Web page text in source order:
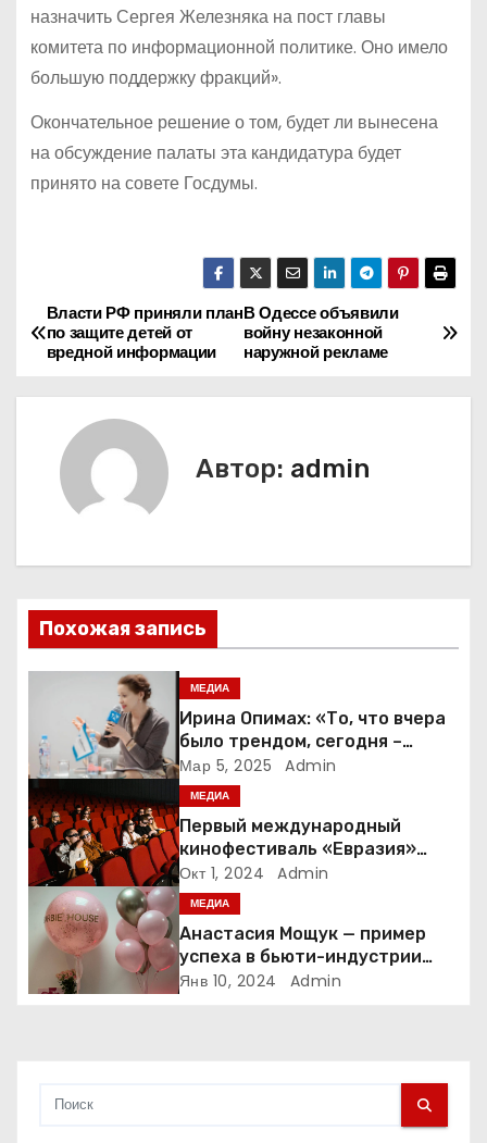
назначить Сергея Железняка на пост главы
комитета по информационной политике. Оно имело
большую поддержку фракций».
Окончательное решение о том, будет ли вынесена
на обсуждение палаты эта кандидатура будет
принято на совете Госдумы.
Н
а
ц
и
п
о
з
а
п
и
В Одессе объявили
войну незаконной
наружной рекламе
Власти РФ приняли план
по защите детей от
вредной информации
Автор: admin
Похожая запись
МЕДИА
Ирина Опимах: «То, что вчера
было трендом, сегодня –
норма»
Мар 5, 2025 Admin
МЕДИА
Первый международный
кинофестиваль «Евразия»
пройдет в Москве с 17 по 21
октября
Окт 1, 2024 Admin
МЕДИА
Анастасия Мощук — пример
успеха в бьюти-индустрии
Беларуси
Янв 10, 2024 Admin